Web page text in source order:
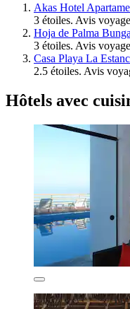
Akas Hotel
3 étoiles. Avis
Hoja de Palma
3 étoiles. Avis
Casa Playa La
2.5 étoiles. Avis
Hôtels avec